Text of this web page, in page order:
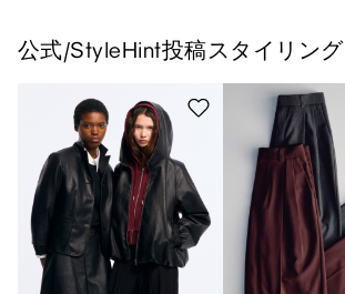
公式/StyleHint投稿スタイリング